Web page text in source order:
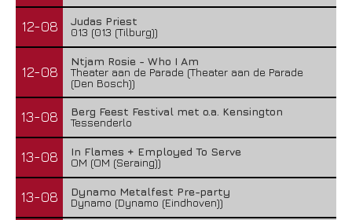
12-08
Judas Priest
013 (013 (Tilburg))
12-08
Ntjam Rosie - Who I Am
Theater aan de Parade (Theater aan de Parade
(Den Bosch))
13-08
Berg Feest Festival met o.a. Kensington
Tessenderlo
13-08
In Flames + Employed To Serve
OM (OM (Seraing))
13-08
Dynamo Metalfest Pre-party
Dynamo (Dynamo (Eindhoven))